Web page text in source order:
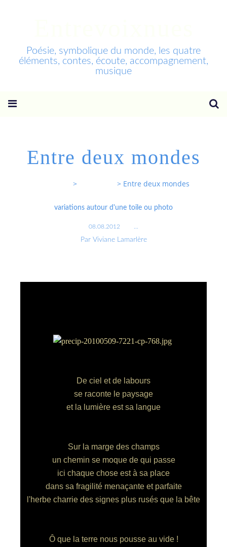
Poésie, symbolique du monde, les quatre
éléments, contes, écoute, accompagnement,
musique
Entre deux mondes
> > Entre deux mondes
variations autour d'une toile ou photo
08.08.2012
Par Viviane Lamarlère
De ciel et de labours
se raconte le paysage
et la lumière est sa langue
Sur la marge des champs
un chemin se moque de qui passe
ici chaque chose est à sa place
dans sa fragilité menaçante et parfaite
l'herbe charrie des signes plus rusés que la bête
Ô que la terre nous pousse au vide !